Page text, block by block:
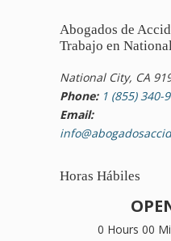
Abogados de
Trabajo en
National City, CA
Phone: 1 (855) 340-
Email:
Horas Hábiles
0 Hours 00